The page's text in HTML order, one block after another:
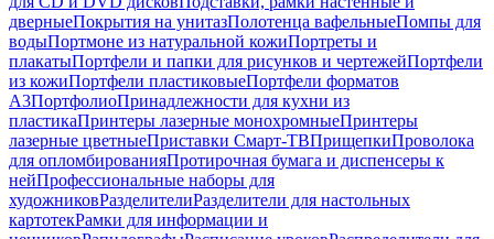
дверныеПокрытия на унитазПолотенца вафельныеПомпы для
водыПортмоне из натуральной кожиПортреты и
плакатыПортфели и папки для рисунков и чертежейПортфели
из кожиПортфели пластиковыеПортфели форматов
А3ПортфолиоПринадлежности для кухни из
пластикаПринтеры лазерные монохромныеПринтеры
лазерные цветныеПриставки Смарт-ТВПрищепкиПроволока
для опломбированияПротирочная бумага и диспенсеры к
нейПрофессиональные наборы для
художниковРазделителиРазделители для настольных
картотекРамки для информации и